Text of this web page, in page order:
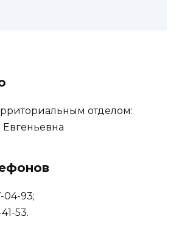
отделом:
04-93;
53.